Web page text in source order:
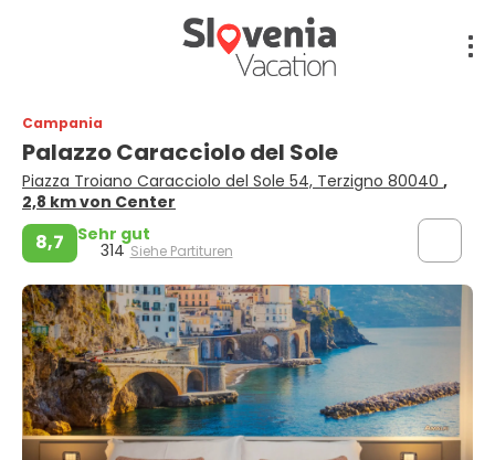
Campania
Palazzo Caracciolo del Sole
Piazza Troiano Caracciolo del Sole 54, Terzigno 80040 ,
2,8 km von Center
8,7 Sehr gut
314 Siehe Partituren